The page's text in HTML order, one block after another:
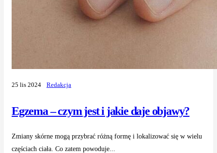
Egzema – czym jest i jakie daje objawy?
25 lis 2024 Redakcja
Zmiany skórne mogą przybrać różną formę i lokalizować się w wielu
częściach ciała. Co zatem powoduje...